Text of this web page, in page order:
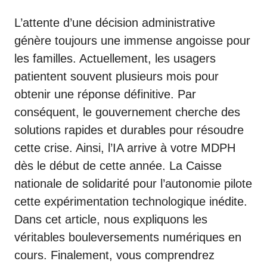
L’attente d’une décision administrative
génère toujours une immense angoisse pour
les familles. Actuellement, les usagers
patientent souvent plusieurs mois pour
obtenir une réponse définitive. Par
conséquent, le gouvernement cherche des
solutions rapides et durables pour résoudre
cette crise. Ainsi, l’IA arrive à votre MDPH
dès le début de cette année. La Caisse
nationale de solidarité pour l’autonomie pilote
cette expérimentation technologique inédite.
Dans cet article, nous expliquons les
véritables bouleversements numériques en
cours. Finalement, vous comprendrez